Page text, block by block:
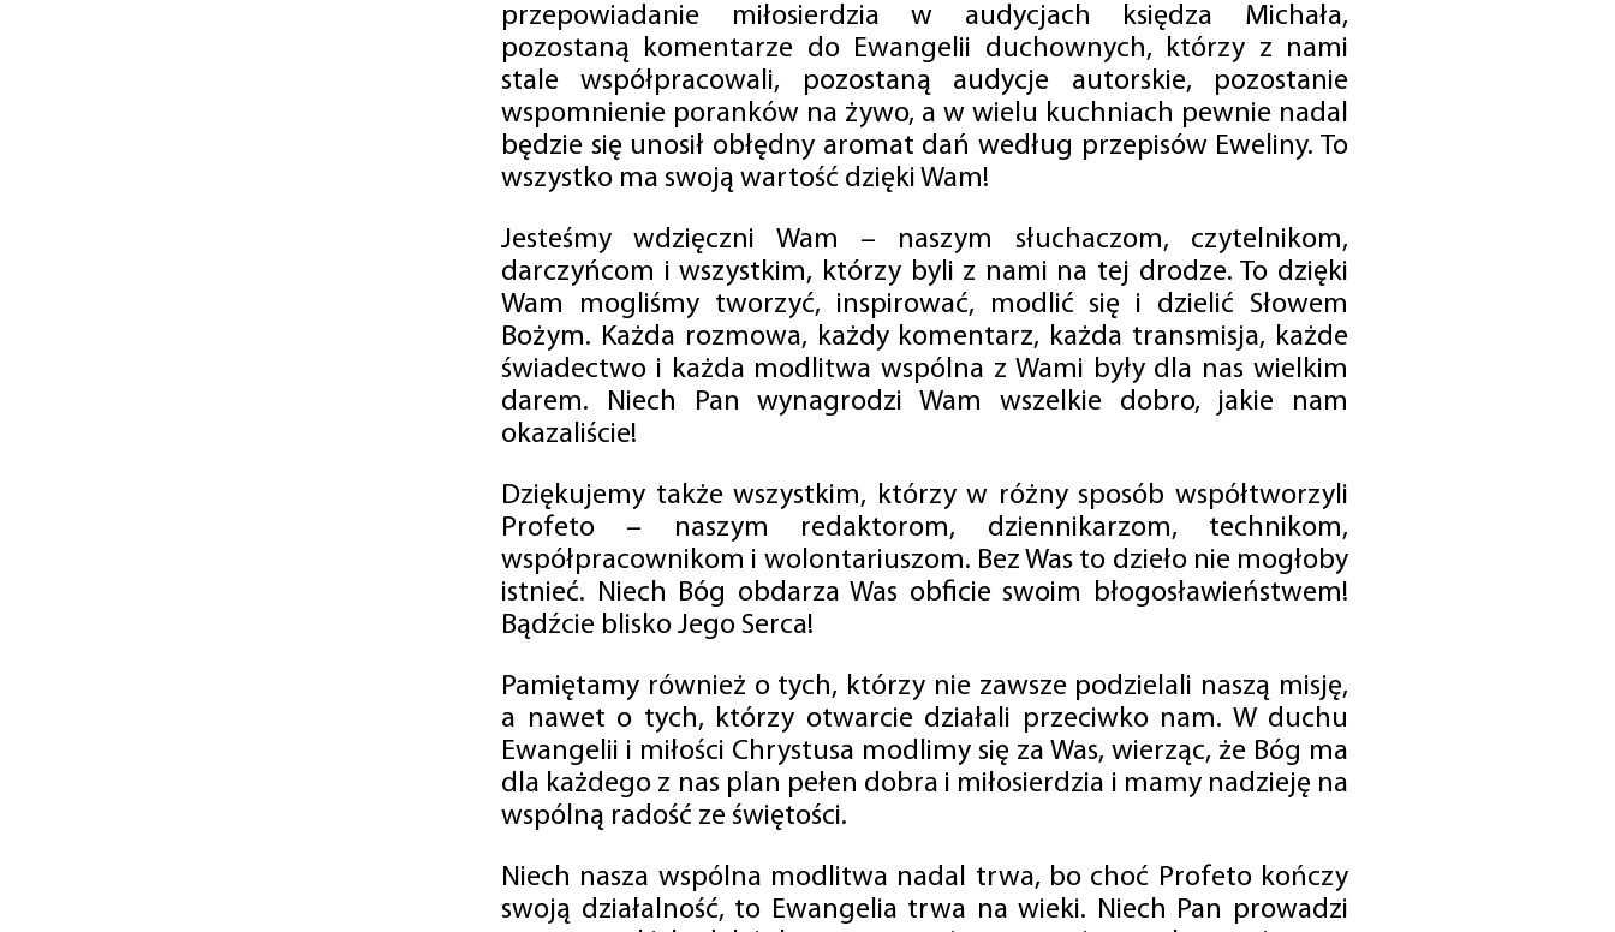
przepowiadanie miłosierdzia w audycjach księdza Michała,
pozostaną komentarze do Ewangelii duchownych, którzy z nami
stale współpracowali, pozostaną audycje autorskie, pozostanie
wspomnienie poranków na żywo, a w wielu kuchniach pewnie nadal
będzie się unosił obłędny aromat dań według przepisów Eweliny. To
wszystko ma swoją wartość dzięki Wam!
Jesteśmy wdzięczni Wam – naszym słuchaczom, czytelnikom,
darczyńcom i wszystkim, którzy byli z nami na tej drodze. To dzięki
Wam mogliśmy tworzyć, inspirować, modlić się i dzielić Słowem
Bożym. Każda rozmowa, każdy komentarz, każda transmisja, każde
świadectwo i każda modlitwa wspólna z Wami były dla nas wielkim
darem. Niech Pan wynagrodzi Wam wszelkie dobro, jakie nam
okazaliście!
Dziękujemy także wszystkim, którzy w różny sposób współtworzyli
Profeto – naszym redaktorom, dziennikarzom, technikom,
współpracownikom i wolontariuszom. Bez Was to dzieło nie mogłoby
istnieć. Niech Bóg obdarza Was obficie swoim błogosławieństwem!
Bądźcie blisko Jego Serca!
Pamiętamy również o tych, którzy nie zawsze podzielali naszą misję,
a nawet o tych, którzy otwarcie działali przeciwko nam. W duchu
Ewangelii i miłości Chrystusa modlimy się za Was, wierząc, że Bóg ma
dla każdego z nas plan pełen dobra i miłosierdzia i mamy nadzieję na
wspólną radość ze świętości.
Niech nasza wspólna modlitwa nadal trwa, bo choć Profeto kończy
swoją działalność, to Ewangelia trwa na wieki. Niech Pan prowadzi